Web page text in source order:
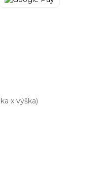
x výška)